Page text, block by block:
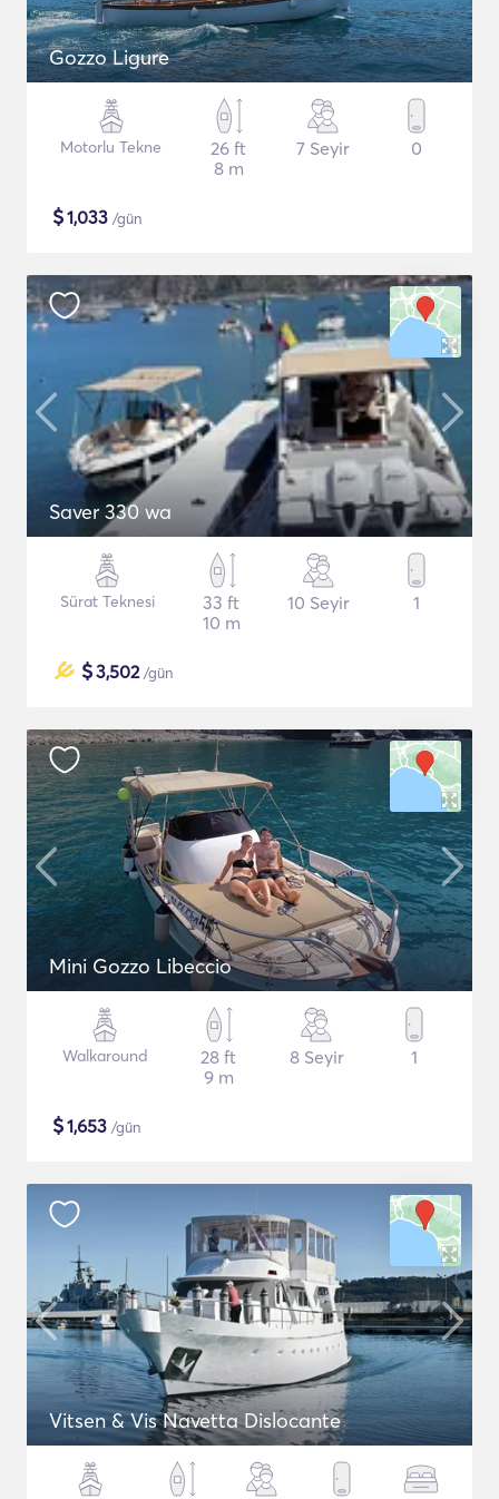
Gozzo Ligure
Motorlu Tekne
26 ft
8 m
7 Seyir 0
$1,033 /gün
Saver 330 wa
Sürat Teknesi
33 ft
10 m
10 Seyir 1
$3,502/gün
Mini Gozzo Libeccio
Walkaround
28 ft
9 m
8 Seyir 1
$1,653 /gün
Vitsen & Vis Navetta Dislocante